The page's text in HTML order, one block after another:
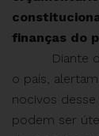
finanças do
Diante do
o país,
nocivos
podem ser